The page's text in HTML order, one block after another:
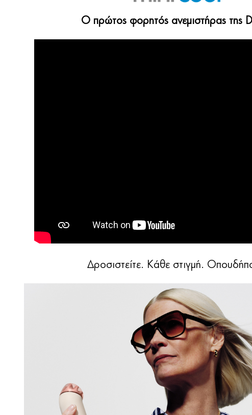
Ο πρώτος φορητός ανεμιστήρας της
Δροσιστείτε. Κάθε στιγμή.